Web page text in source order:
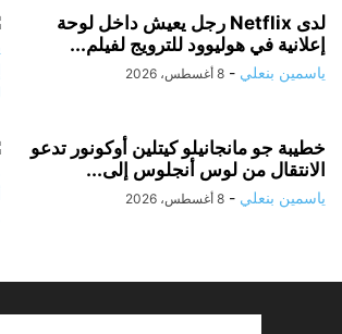
لدى Netflix رجل يعيش داخل لوحة
إعلانية في هوليوود للترويج لفيلم...
ياسمين بنعلي - 8 أغسطس، 2026
خطيبة جو مانجانيلو كيتلين أوكونور تدعو
الانتقال من لوس أنجلوس إلى...
ياسمين بنعلي - 8 أغسطس، 2026